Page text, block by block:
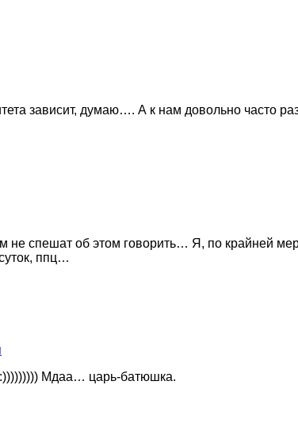
зависит, думаю…. А к нам довольно часто
не спешат об этом говорить… Я, по крайней
ппц…
Мдаа… царь-батюшка.